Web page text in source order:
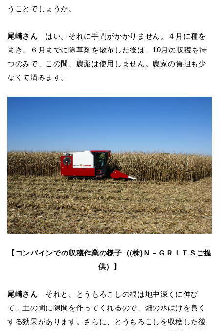
うことでしょうか。
尾崎さん はい。それに手間がかかりません。４月に種を
まき、６月までに除草剤を散布した後は、10月の収穫を待
つのみで、この間、農薬は使用しません。農家の負担も少
なくて済みます。
【コンバインでの収穫作業の様子（(株)Ｎ－ＧＲＩＴＳご提
供）】
尾崎さん それと、とうもろこしの根は地中深くに伸び
て、土の間に隙間を作ってくれるので、畑の水はけを良く
する効果があります。さらに、とうもろこしを収穫した後